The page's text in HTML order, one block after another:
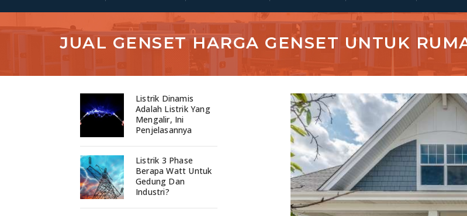
JUAL GENSET HARGA GENSET UNTUK
Listrik Dinamis
Adalah Listrik Yang
Mengalir, Ini
Penjelasannya
Listrik 3 Phase
Berapa Watt Untuk
Gedung Dan
Industri?